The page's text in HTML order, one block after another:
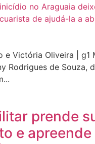
e Victória Oliveira | g1
Rodrigues de Souza,
prende
e apreende